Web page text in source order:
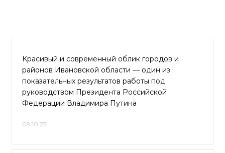
Красивый и современный облик городов и
районов Ивановской области — один из
показательных результатов работы под
руководством Президента Российской
Федерации Владимира Путина
09.10.23